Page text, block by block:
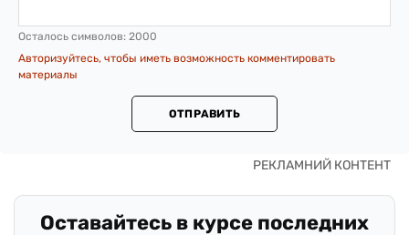
Осталось символов: 2000
Авторизуйтесь, чтобы иметь возможность комментировать
материалы
ОТПРАВИТЬ
Оставайтесь в курсе последних